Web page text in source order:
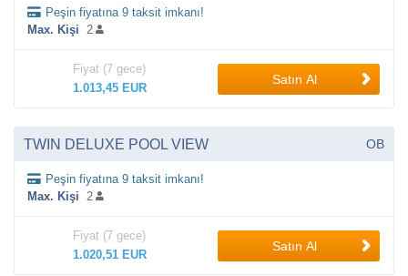
Peşin fiyatına 9 taksit imkanı!
Max. Kişi 2
Fiyat (7 gece)
1.013,45 EUR
Satın Al
TWIN DELUXE POOL VIEW OB
Peşin fiyatına 9 taksit imkanı!
Max. Kişi 2
Fiyat (7 gece)
1.020,51 EUR
Satın Al